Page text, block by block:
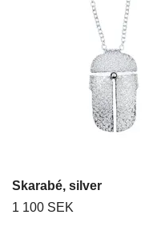
Skarabé, silver
1 100 SEK